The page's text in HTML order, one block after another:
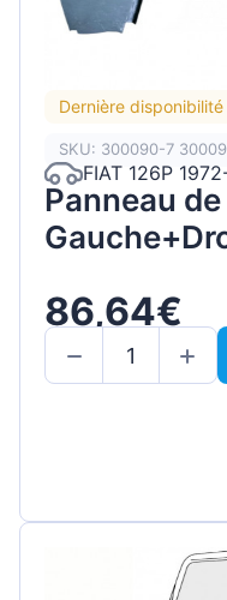
Dernière disponibilité
SKU: 300090-7
FIAT 126P
Panneau
86,64€